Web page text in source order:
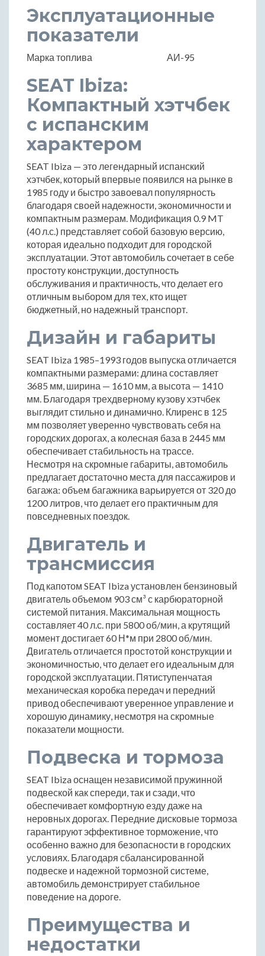
Эксплуатационные
показатели
Марка топлива АИ-95
SEAT Ibiza:
Компактный хэтчбек
с испанским
характером
SEAT Ibiza — это легендарный испанский
хэтчбек, который впервые появился на рынке в
1985 году и быстро завоевал популярность
благодаря своей надежности, экономичности и
компактным размерам. Модификация 0.9 MT
(40 л.с.) представляет собой базовую версию,
которая идеально подходит для городской
эксплуатации. Этот автомобиль сочетает в себе
простоту конструкции, доступность
обслуживания и практичность, что делает его
отличным выбором для тех, кто ищет
бюджетный, но надежный транспорт.
Дизайн и габариты
SEAT Ibiza 1985–1993 годов выпуска отличается
компактными размерами: длина составляет
3685 мм, ширина — 1610 мм, а высота — 1410
мм. Благодаря трехдверному кузову хэтчбек
выглядит стильно и динамично. Клиренс в 125
мм позволяет уверенно чувствовать себя на
городских дорогах, а колесная база в 2445 мм
обеспечивает стабильность на трассе.
Несмотря на скромные габариты, автомобиль
предлагает достаточно места для пассажиров и
багажа: объем багажника варьируется от 320 до
1200 литров, что делает его практичным для
повседневных поездок.
Двигатель и
трансмиссия
Под капотом SEAT Ibiza установлен бензиновый
двигатель объемом 903 см³ с карбюраторной
системой питания. Максимальная мощность
составляет 40 л.с. при 5800 об/мин, а крутящий
момент достигает 60 Н*м при 2800 об/мин.
Двигатель отличается простотой конструкции и
экономичностью, что делает его идеальным для
городской эксплуатации. Пятиступенчатая
механическая коробка передач и передний
привод обеспечивают уверенное управление и
хорошую динамику, несмотря на скромные
показатели мощности.
Подвеска и тормоза
SEAT Ibiza оснащен независимой пружинной
подвеской как спереди, так и сзади, что
обеспечивает комфортную езду даже на
неровных дорогах. Передние дисковые тормоза
гарантируют эффективное торможение, что
особенно важно для безопасности в городских
условиях. Благодаря сбалансированной
подвеске и надежной тормозной системе,
автомобиль демонстрирует стабильное
поведение на дороге.
Преимущества и
недостатки